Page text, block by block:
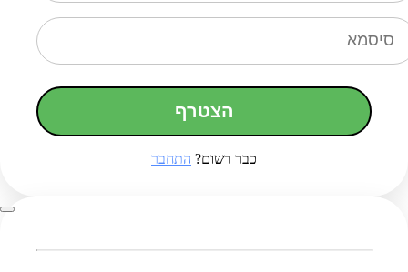
הצטרף
כבר רשום? התחבר